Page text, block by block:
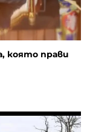
която прави